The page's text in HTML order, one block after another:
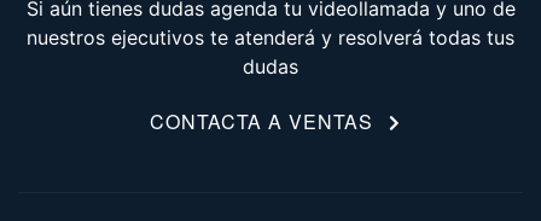
Si aún tienes dudas agenda tu videollamada y uno de
nuestros ejecutivos te atenderá y resolverá todas tus
dudas
CONTACTA A VENTAS